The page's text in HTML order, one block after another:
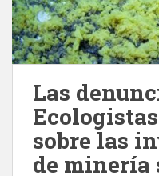
Las
sobre las
de minería